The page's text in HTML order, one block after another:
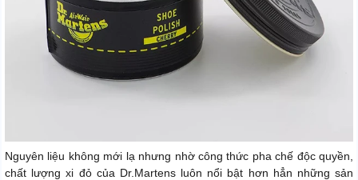
Nguyên liệu không mới lạ nhưng nhờ công thức pha chế độc quyền,
chất lượng xi đỏ của Dr.Martens luôn nổi bật hơn hẳn những sản